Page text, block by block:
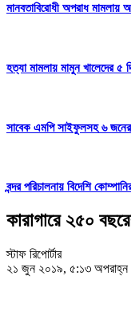
মানবতাবিরোধী অপরাধ মামলায়
হত্যা মামলায় মামুন খালেদের ৫
সাবেক এমপি সাইফুলসহ ৬ জনের
বন্দর পরিচালনায় বিদেশি
কারাগারে ২৫০
স্টাফ রিপোর্টার
২১ জুন ২০১৯, ৫:১৩ অপরাহ্ন